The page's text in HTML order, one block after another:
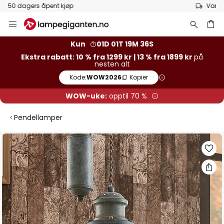
Hopp
til
Kun
01D 01T 19M 36S
Ekstra rabatt: 10 % fra 1299 kr | 13 % fra 1899 kr på
nesten alt
Kode:WOW2026 Kopier
WOW-uke: opptil 70 %
Pendellamper
Gå
slutten
av
bildegalleri